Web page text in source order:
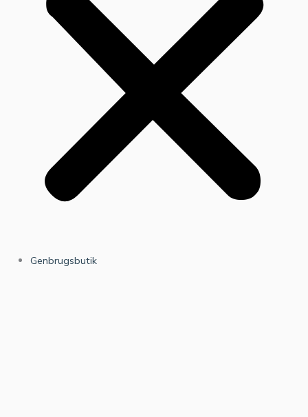
Genbrugsbutik